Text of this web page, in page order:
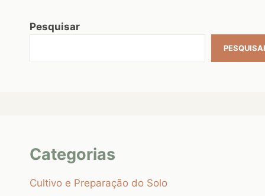
Pesquisar
Categorias
Cultivo e Preparação do Solo